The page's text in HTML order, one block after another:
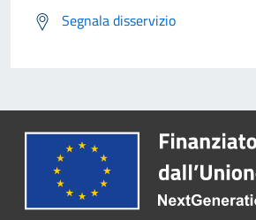
Segnala disservizio